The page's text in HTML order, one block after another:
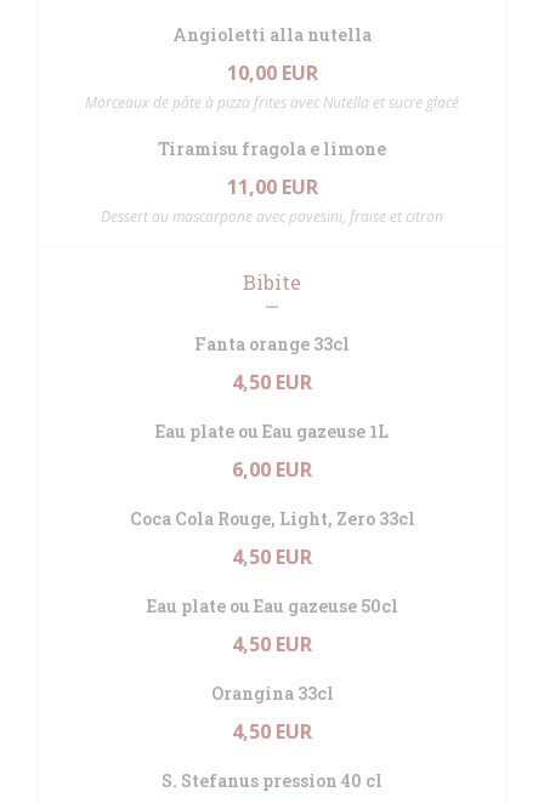
Angioletti alla nutella
10,00 EUR
Morceaux de pâte à pizza frites avec Nutella et sucre glacé
Tiramisu fragola e limone
11,00 EUR
Dessert au mascarpone avec pavesini, fraise et citron
Bibite
Fanta orange 33cl
4,50 EUR
Eau plate ou Eau gazeuse 1L
6,00 EUR
Coca Cola Rouge, Light, Zero 33cl
4,50 EUR
Eau plate ou Eau gazeuse 50cl
4,50 EUR
Orangina 33cl
4,50 EUR
S. Stefanus pression 40 cl